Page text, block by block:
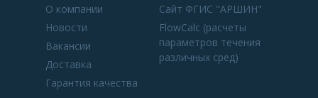
О компании
Новости
Вакансии
Доставка
Гарантия качества
Сайт ФГИС "АРШИН"
FlowCalc (расчеты
параметров течения
различных сред)